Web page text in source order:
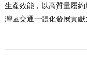
生產效能，以高質量履
灣區交通一體化發展貢獻